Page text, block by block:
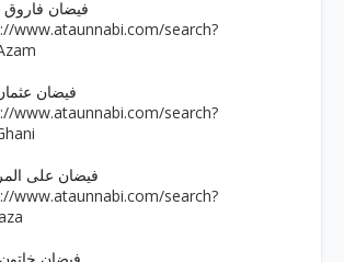
�� فیضان
www.ataunnabi.com/search?
�� فیضان
www.ataunnabi.com/search?
�� فیضان علی
www.ataunnabi.com/search?